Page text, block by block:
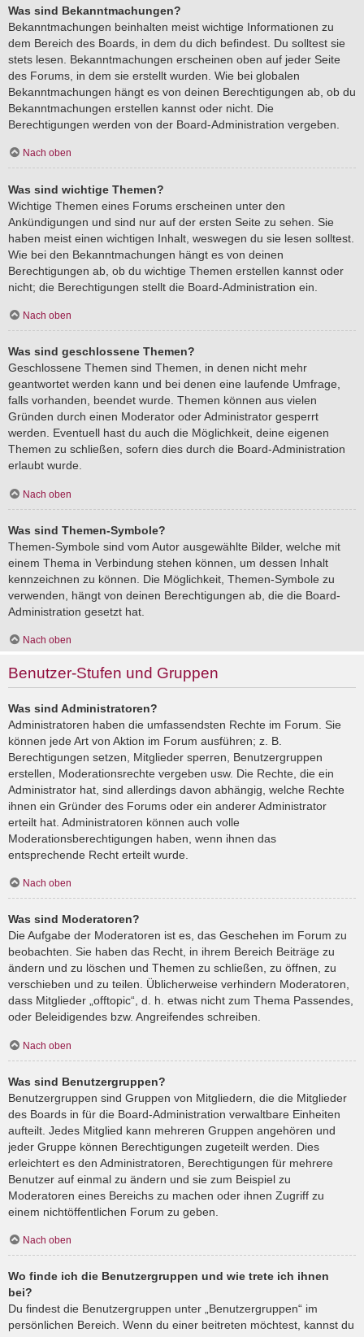
Was sind Bekanntmachungen?
Bekanntmachungen beinhalten meist wichtige Informationen zu
dem Bereich des Boards, in dem du dich befindest. Du solltest sie
stets lesen. Bekanntmachungen erscheinen oben auf jeder Seite
des Forums, in dem sie erstellt wurden. Wie bei globalen
Bekanntmachungen hängt es von deinen Berechtigungen ab, ob du
Bekanntmachungen erstellen kannst oder nicht. Die
Berechtigungen werden von der Board-Administration vergeben.
Nach oben
Was sind wichtige Themen?
Wichtige Themen eines Forums erscheinen unter den
Ankündigungen und sind nur auf der ersten Seite zu sehen. Sie
haben meist einen wichtigen Inhalt, weswegen du sie lesen solltest.
Wie bei den Bekanntmachungen hängt es von deinen
Berechtigungen ab, ob du wichtige Themen erstellen kannst oder
nicht; die Berechtigungen stellt die Board-Administration ein.
Nach oben
Was sind geschlossene Themen?
Geschlossene Themen sind Themen, in denen nicht mehr
geantwortet werden kann und bei denen eine laufende Umfrage,
falls vorhanden, beendet wurde. Themen können aus vielen
Gründen durch einen Moderator oder Administrator gesperrt
werden. Eventuell hast du auch die Möglichkeit, deine eigenen
Themen zu schließen, sofern dies durch die Board-Administration
erlaubt wurde.
Nach oben
Was sind Themen-Symbole?
Themen-Symbole sind vom Autor ausgewählte Bilder, welche mit
einem Thema in Verbindung stehen können, um dessen Inhalt
kennzeichnen zu können. Die Möglichkeit, Themen-Symbole zu
verwenden, hängt von deinen Berechtigungen ab, die die Board-
Administration gesetzt hat.
Nach oben
Benutzer-Stufen und Gruppen
Was sind Administratoren?
Administratoren haben die umfassendsten Rechte im Forum. Sie
können jede Art von Aktion im Forum ausführen; z. B.
Berechtigungen setzen, Mitglieder sperren, Benutzergruppen
erstellen, Moderationsrechte vergeben usw. Die Rechte, die ein
Administrator hat, sind allerdings davon abhängig, welche Rechte
ihnen ein Gründer des Forums oder ein anderer Administrator
erteilt hat. Administratoren können auch volle
Moderationsberechtigungen haben, wenn ihnen das
entsprechende Recht erteilt wurde.
Nach oben
Was sind Moderatoren?
Die Aufgabe der Moderatoren ist es, das Geschehen im Forum zu
beobachten. Sie haben das Recht, in ihrem Bereich Beiträge zu
ändern und zu löschen und Themen zu schließen, zu öffnen, zu
verschieben und zu teilen. Üblicherweise verhindern Moderatoren,
dass Mitglieder „offtopic“, d. h. etwas nicht zum Thema Passendes,
oder Beleidigendes bzw. Angreifendes schreiben.
Nach oben
Was sind Benutzergruppen?
Benutzergruppen sind Gruppen von Mitgliedern, die die Mitglieder
des Boards in für die Board-Administration verwaltbare Einheiten
aufteilt. Jedes Mitglied kann mehreren Gruppen angehören und
jeder Gruppe können Berechtigungen zugeteilt werden. Dies
erleichtert es den Administratoren, Berechtigungen für mehrere
Benutzer auf einmal zu ändern und sie zum Beispiel zu
Moderatoren eines Bereichs zu machen oder ihnen Zugriff zu
einem nichtöffentlichen Forum zu geben.
Nach oben
Wo finde ich die Benutzergruppen und wie trete ich ihnen
bei?
Du findest die Benutzergruppen unter „Benutzergruppen“ im
persönlichen Bereich. Wenn du einer beitreten möchtest, kannst du